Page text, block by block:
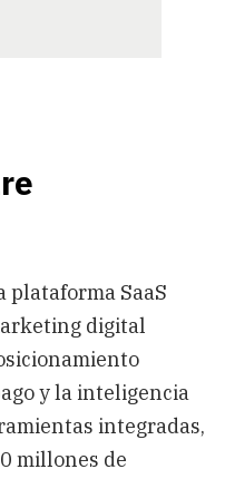
plataforma SaaS
digital
y la inteligencia
integradas,
millones de